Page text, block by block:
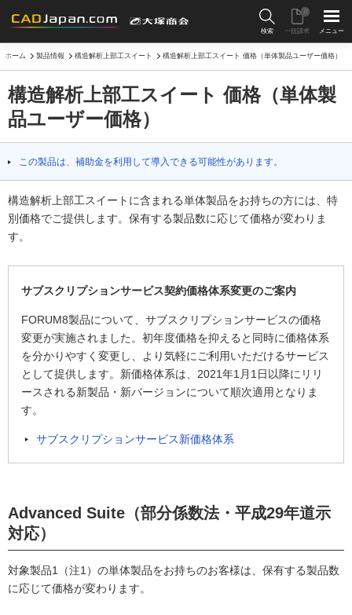
検索 一括請求
0
メニュー
ホーム 製品情報 構造解析上部工スイート 構造解析上部工スイート 価格（単体製品ユーザー価格）
構造解析上部工スイート 価格（単体製
品ユーザー価格）
この製品は、補助金を利用して導入できる可能性があります。
構造解析上部工スイートに含まれる単体製品をお持ちの方には、特
別価格でご提供します。保有する製品数に応じて価格が変わりま
す。
サブスクリプションサービス契約価格体系変更のご案内
FORUM8製品について、サブスクリプションサービスの価格
変更が実施されました。初年度価格を抑えると同時に価格体系
を分かりやすく変更し、より気軽にご利用いただけるサービス
として提供します。新価格体系は、2021年1月1日以降にリリ
ースされる新製品・新バージョンについて順次適用となりま
す。
サブスクリプションサービス新価格体系
Advanced Suite（部分係数法・平成29年道示
対応）
対象製品1（注1）の単体製品をお持ちのお客様は、保有する製品数
に応じて価格が変わります。